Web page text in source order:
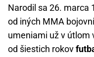
Narodil sa 26. marca
od iných MMA
umeniami už v útlom
od šiestich rokov